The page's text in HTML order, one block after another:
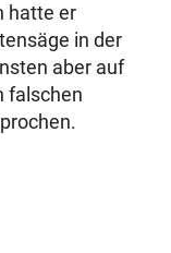
hatte er
in der
aber auf
falschen